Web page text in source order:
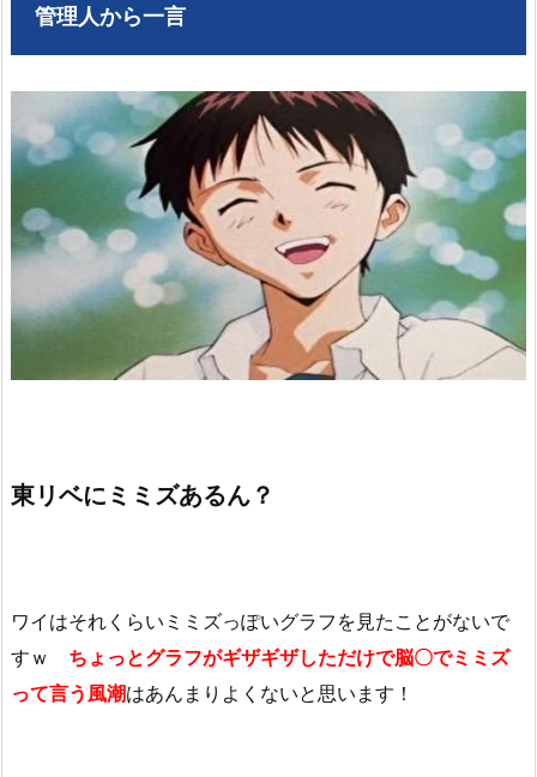
管理人から一言
東リベにミミズあるん？
ワイはそれくらいミミズっぽいグラフを見たことがないで
すｗ ちょっとグラフがギザギザしただけで脳〇でミミズ
って言う風潮はあんまりよくないと思います！